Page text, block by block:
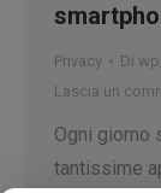
Privacy Di
Lascia un
Ogni giorno
tantissime